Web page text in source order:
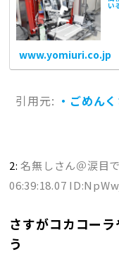
い
www.yomiuri.co.jp
引用元: ・ごめん
2:名無しさん＠涙目
06:39:18.07
さすがコカコー
う